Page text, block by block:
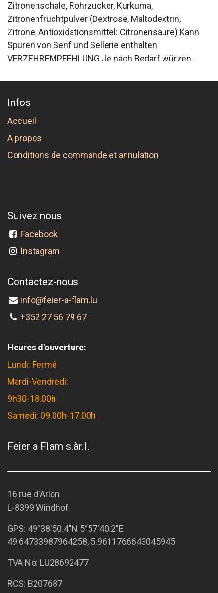
Zitronenschale, Rohrzucker, Kurkuma,
Zitronenfruchtpulver (Dextrose, Maltodextrin,
Zitrone, Antioxidationsmittel: Citronensäure) Kann
Spuren von Senf und Sellerie enthalten
VERZEHREMPFEHLUNG Je nach Bedarf würzen.
Infos
Accueil
A propos
Conditions de commande et annulation
Suivez nous
Facebook
Instagram
Contactez-nous
info@feier-a-flam.lu
+352 27 56 79 67
Heures d'ouverture:
Lundi: Fermé
Mardi-Vendredi:
9h30-18.00h
Samedi: 09.00h-17.00h
Feier a Flam s.àr.l.
16 rue d'Arlon
L-8399 Windhof
GPS: 49°38'50.4"N 5°57'40.2"E
49.64733987964258, 5.9611766643045945
TVA No: LU28692477
RCS: B207687